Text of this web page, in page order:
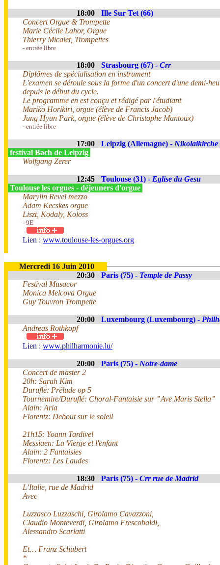
18:00
Ille Sur Tet (66)
Concert Orgue & Trompette
Marie Cécile Lahor, Orgue
Thierry Micalet, Trompettes
- entrée libre
18:00 Strasbourg (67) - Crr
Diplômes de spécialisation en instrument
L'examen se déroule sous la forme d'un concert d'une demi-
depuis le début du cycle.
Le programme en est conçu et rédigé par l'étudiant
Mariko Horikiri, orgue (élève de Francis Jacob)
Jung Hyun Park, orgue (élève de Christophe Mantoux)
- entrée libre
17:00 Leipzig (Allemagne) - Nikolaikirche
festival Bach de Leipzig
Wolfgang Zerer
12:45 Toulouse (31) - Eglise du Gesu
Toulouse les orgues - déjeuners d'orgue
Marylin Revel mezzo
Adam Kecskes orgue
Liszt, Kodaly, Koloss
- 9E
Lien : www.toulouse-les-orgues.org
Mercredi 16 Juin 2010
20:30
Paris (75) - Temple de Passy
Festival Musacor
Monica Melcova Orgue
Guy Touvron Trompette
20:00 Luxembourg (Luxembourg) -
Andreas Rothkopf
Lien : www.philharmonie.lu/
20:00 Paris (75) - Notre-dame
Concert de master 2
20h: Sarah Kim
Duruflé: Prélude op 5
Tournemire/Duruflé: Choral-Fantaisie sur ”Ave Maris Stella”
Alain: Aria
Florentz: Debout sur le soleil
21h15: Yoann Tardivel
Messiaen: La Vierge et l'enfant
Alain: 2 Fantaisies
Florentz: Les Laudes
18:30 Paris (75) - Crr rue de Madrid
L’Italie, rue de Madrid
Avec
Luzzasco Luzzaschi, Girolamo Cavazzoni,
Claudio Monteverdi, Girolamo Frescobaldi,
Alessandro Scarlatti
Et… Franz Schubert
*